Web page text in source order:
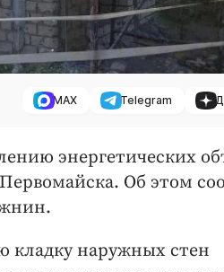
MAX Telegram
энергетических
Об этом
кладку наружных стен